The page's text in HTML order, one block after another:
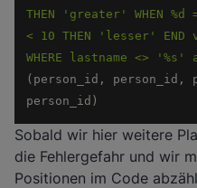
THEN 'greater' WHEN %d
< 10 THEN 'lesser' END
WHERE lastname <>
(person_id, person_id,
person_id)
Sobald wir hier weitere
die Fehlergefahr und wir
Positionen im Code